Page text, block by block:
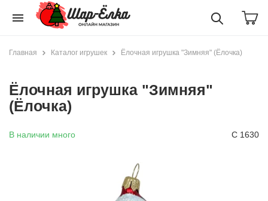
menu
Главная Каталог игрушек Ёлочная игрушка "Зимняя" (Ёлочка)
Ёлочная игрушка "Зимняя"
(Ёлочка)
В наличии много С 1630